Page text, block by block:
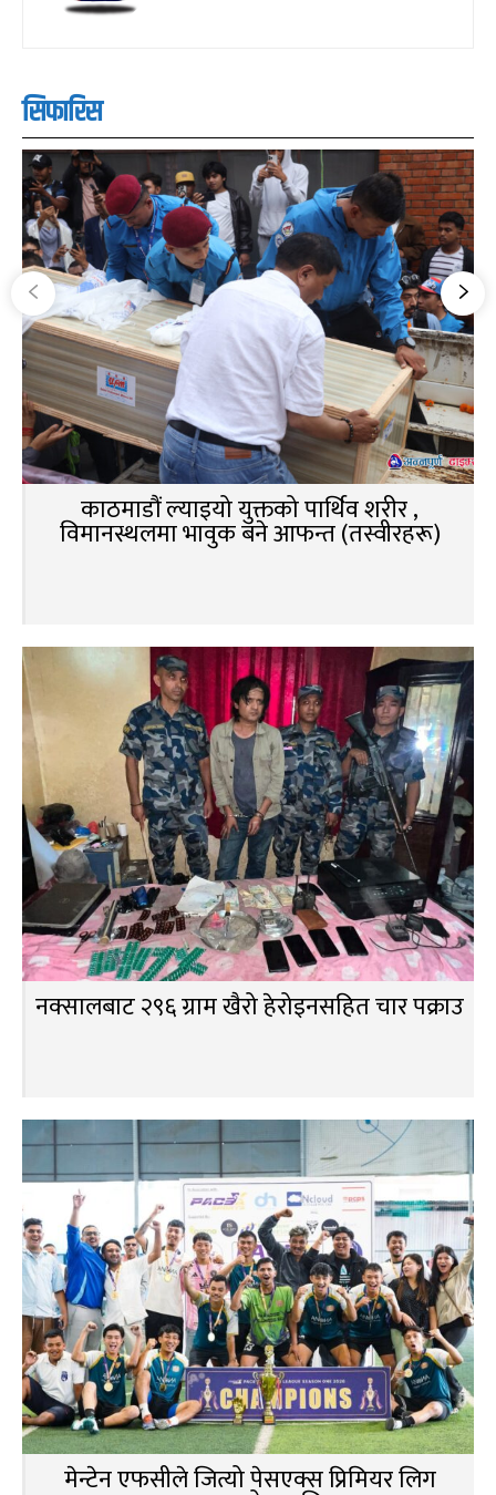
सिफारिस
काठमाडौं ल्याइयो युक्तको पार्थिव शरीर ,
विमानस्थलमा भावुक बने आफन्त (तस्वीरहरू)
नक्सालबाट २९६ ग्राम खैरो हेरोइनसहित चार पक्राउ
मेन्टेन एफसीले जित्यो पेसएक्स प्रिमियर लिग